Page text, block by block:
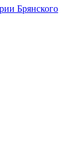
Брянского